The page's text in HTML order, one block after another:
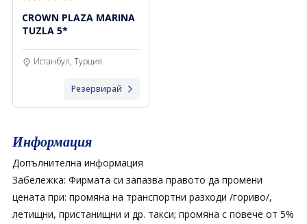
CROWN PLAZA MARINA
TUZLA 5*
Истанбул, Турция
Резервирай
Информация
Допълнителна информация
Забележка: Фирмата си запазва правото да промени
цената при: промяна на транспортни разходи /гориво/,
летищни, пристанищни и др. такси; промяна с повече от 5%